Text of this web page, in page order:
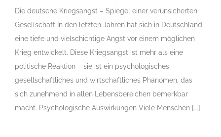
Die deutsche Kriegsangst – Spiegel einer verunsicherten
Gesellschaft In den letzten Jahren hat sich in Deutschland
eine tiefe und vielschichtige Angst vor einem möglichen
Krieg entwickelt. Diese Kriegsangst ist mehr als eine
politische Reaktion – sie ist ein psychologisches,
gesellschaftliches und wirtschaftliches Phänomen, das
sich zunehmend in allen Lebensbereichen bemerkbar
macht. Psychologische Auswirkungen Viele Menschen [...]